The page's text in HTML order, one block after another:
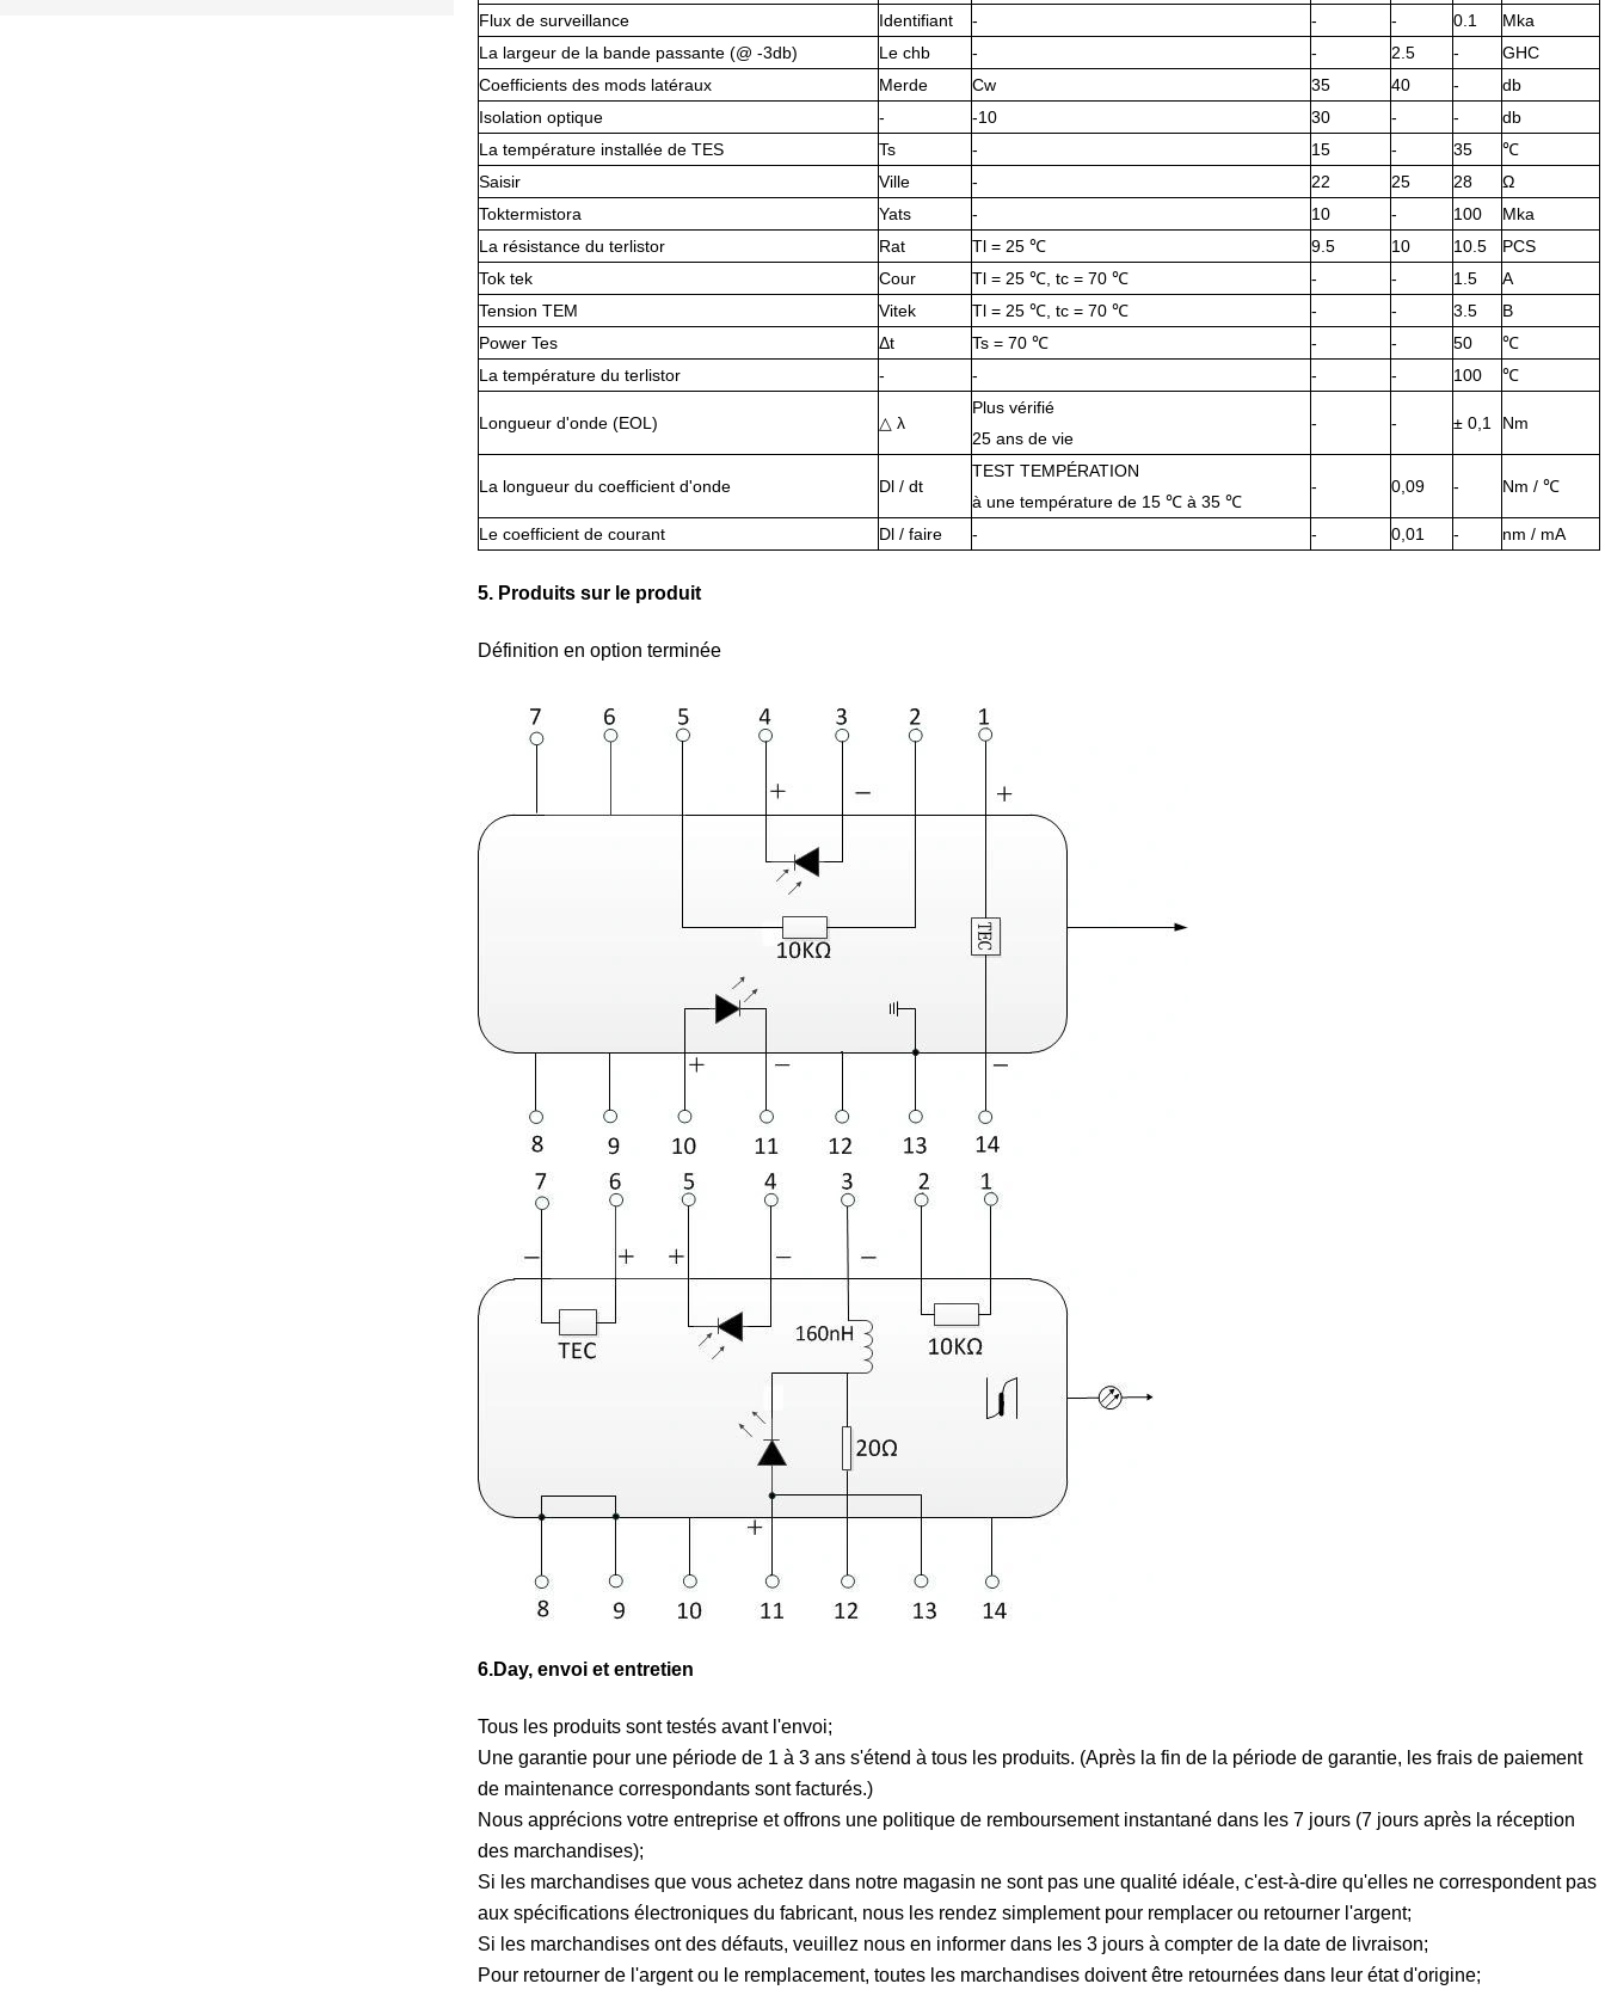
Flux de surveillance
Identifiant - - - 0.1
Mka
La largeur de la bande passante (@ -3db)
Le chb - - 2.5 -
GHC
Coefficients des mods latéraux
Merde Cw 35 40 -
db
Isolation optique
- -10 30 - -
db
La température installée de TES
Ts - 15 - 35
℃
Saisir
Ville - 22 25 28
Ω
Toktermistora
Yats - 10 - 100
Mka
La résistance du terlistor
Rat Tl = 25 ℃ 9.5 10 10.5
PCS
Tok tek
Cour Tl = 25 ℃, tc = 70 ℃ - - 1.5
А
Tension TEM
Vitek Tl = 25 ℃, tc = 70 ℃ - - 3.5
В
Power Tes
Δt Ts = 70 ℃ - - 50
℃
La température du terlistor
- - - - 100 ℃
Longueur d'onde (EOL) △ λ
Plus vérifié
25 ans de vie
- - ± 0,1 Nm
La longueur du coefficient d'onde Dl / dt
TEST TEMPÉRATION
à une température de 15 ℃ à 35 ℃
- 0,09 - Nm / ℃
Le coefficient de courant Dl / faire - - 0,01 - nm / mA
5. Produits sur le produit
Définition en option terminée
6.Day, envoi et entretien
Tous les produits sont testés avant l'envoi;
Une garantie pour une période de 1 à 3 ans s'étend à tous les produits. (Après la fin de la période de garantie, les frais de paiement
de maintenance correspondants sont facturés.)
Nous apprécions votre entreprise et offrons une politique de remboursement instantané dans les 7 jours (7 jours après la réception
des marchandises);
Si les marchandises que vous achetez dans notre magasin ne sont pas une qualité idéale, c'est-à-dire qu'elles ne correspondent pas
aux spécifications électroniques du fabricant, nous les rendez simplement pour remplacer ou retourner l'argent;
Si les marchandises ont des défauts, veuillez nous en informer dans les 3 jours à compter de la date de livraison;
Pour retourner de l'argent ou le remplacement, toutes les marchandises doivent être retournées dans leur état d'origine;